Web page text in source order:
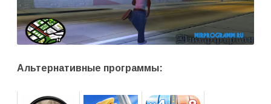
Альтернативные программы: